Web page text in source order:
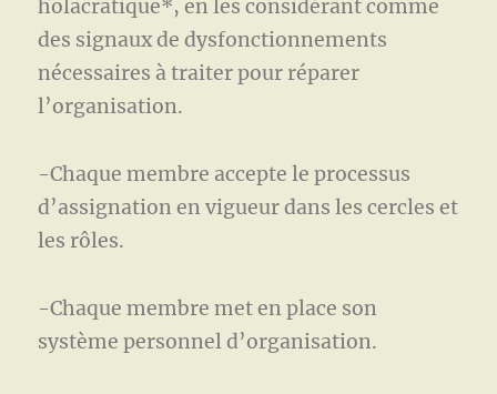
holacratique*, en les considérant comme
des signaux de dysfonctionnements
nécessaires à traiter pour réparer
l’organisation.
-Chaque membre accepte le processus
d’assignation en vigueur dans les cercles et
les rôles.
-Chaque membre met en place son
système personnel d’organisation.